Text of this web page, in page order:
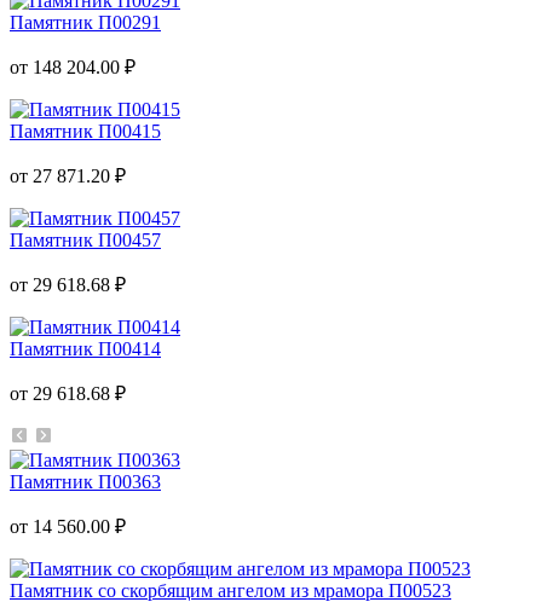
Памятник П00291
от 148 204.00 ₽
Памятник П00415
от 27 871.20 ₽
Памятник П00457
от 29 618.68 ₽
Памятник П00414
от 29 618.68 ₽
Памятник П00363
от 14 560.00 ₽
Памятник со скорбящим ангелом из мрамора П00523